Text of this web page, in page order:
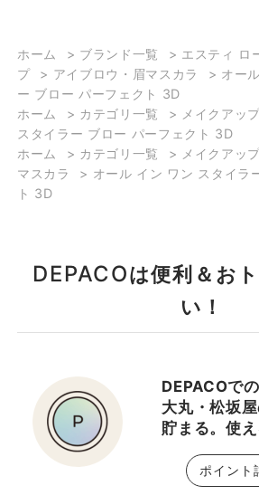
イブロー🤎】 皆様こんに
ちは！ エスティローダー
のみろです！ 今回は1本
で3役も使える、 エステ
ィローダーの多機能アイ
ブローを ご紹介いたしま
す👏🏻 💬オール イン ワン
が柔らかく細いので、眉
尻を細く描きやすい ✌🏻パ
ウダーで立体感を出し、
柔らかい印象に 🤟🏻スクリ
を整えキープ 色は全部で
4色 髪色や全体のメイ
ク、瞳の色に合わせて お
色をお選びいただけます
の定
は、
をもっ
な時
間違
んな場
メイク
ます
るのが
シャド
エンヴ
ャドウ
イルド
エスティ ローダー
Matsusaka
大丸梅田店
2023/10/06
【🙆‍♀️これ1本で完璧眉
🙆‍♀️】 ご覧いただきあり
がとうございます！ 大丸
ホーム > ブランド一覧 > エスティ ロ
プ
> アイブロウ・眉マスカラ > オー
ー ブロー パーフェクト 3D
ホーム
> カテゴリ一覧 > メイクアッ
スタイラー ブロー パーフェクト 3D
ホーム
> カテゴリ一覧 > メイクアッ
マスカラ
> オール イン ワン スタイラ
ト 3D
DEPACOは便利＆お
い！
DEPACOで
大丸・松坂
貯まる。使え
ポイント